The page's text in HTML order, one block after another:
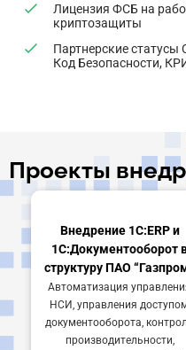
Лицензия ФСБ на
криптозащиты
Партнерские
Код Безопасности,
Проекты
Внедрение 1С:ERP и
1С:Документооборот
структуру ПАО
Автоматизация
НСИ, управления
документооборота,
производительности,